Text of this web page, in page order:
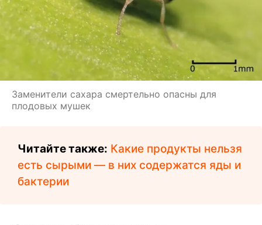
Заменители сахара смертельно опасны для
плодовых мушек
Читайте также: Какие продукты нельзя
есть сырыми — в них содержатся яды и
бактерии